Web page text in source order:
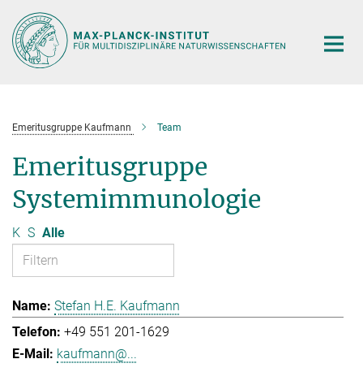
Hauptinhalt
Emeritusgruppe Kaufmann Team
Emeritusgruppe
Systemimmunologie
K S Alle
Stefan H.E. Kaufmann
+49 551 201-1629
kaufmann@...